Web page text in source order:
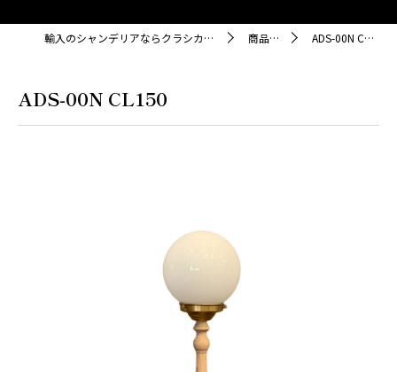
輸入のシャンデリアならクラシカ株式会社 商品紹介 ADS-00N CL150
ADS-00N CL150